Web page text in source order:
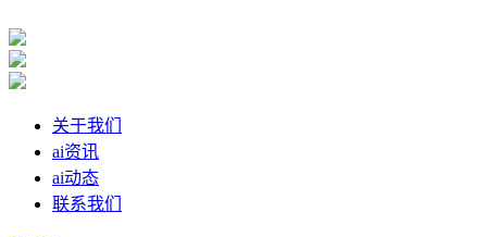
关于我们
ai资讯
ai动态
联系我们